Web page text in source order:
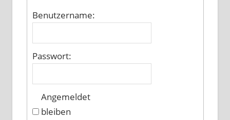
Benutzername:
Passwort:
Angemeldet
bleiben